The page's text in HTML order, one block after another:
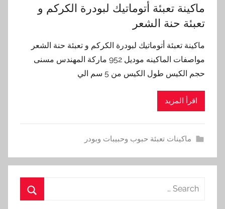
ماكينة تعبئة أتوماتيك لبودرة الكركم و
تعبئة حنة الشعر
ماكينة تعبئة أتوماتيك لبودرة الكركم و تعبئة حنة الشعر
مواصفات الماكينه موديل 952 ماركة المهندس مسنى
حجم الكيس طول الكيس من 5 سم الي
اقرأ المزيد
ماكينات تعبئة حبوب وحبيبات وبودر
Search